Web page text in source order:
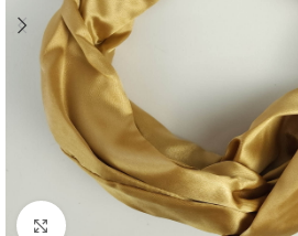
Click to enlarge